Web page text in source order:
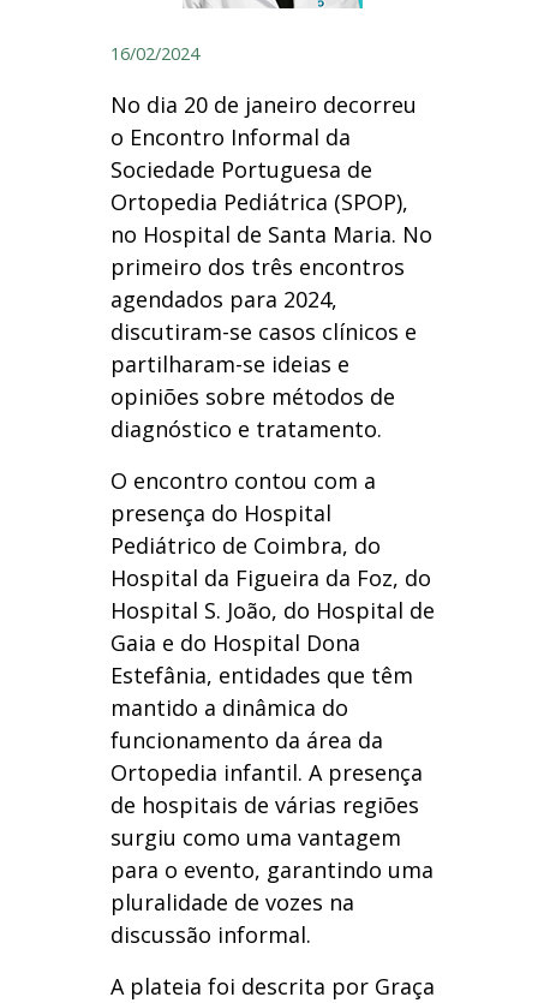
16/02/2024
No dia 20 de janeiro decorreu
o Encontro Informal da
Sociedade Portuguesa de
Ortopedia Pediátrica (SPOP),
no Hospital de Santa Maria. No
primeiro dos três encontros
agendados para 2024,
discutiram-se casos clínicos e
partilharam-se ideias e
opiniões sobre métodos de
diagnóstico e tratamento.
O encontro contou com a
presença do Hospital
Pediátrico de Coimbra, do
Hospital da Figueira da Foz, do
Hospital S. João, do Hospital de
Gaia e do Hospital Dona
Estefânia, entidades que têm
mantido a dinâmica do
funcionamento da área da
Ortopedia infantil. A presença
de hospitais de várias regiões
surgiu como uma vantagem
para o evento, garantindo uma
pluralidade de vozes na
discussão informal.
A plateia foi descrita por Graça